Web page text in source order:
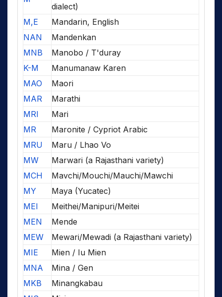
dialect)
M,E
Mandarin, English
NAN
Mandenkan
MNB
Manobo / T'duray
K-M
Manumanaw Karen
MAO
Maori
MAR
Marathi
MRI
Mari
MR
Maronite / Cypriot Arabic
MRU
Maru / Lhao Vo
MW
Marwari (a Rajasthani variety)
MCH
Mavchi/Mouchi/Mauchi/Mawchi
MY
Maya (Yucatec)
MEI
Meithei/Manipuri/Meitei
MEN
Mende
MEW
Mewari/Mewadi (a Rajasthani variety)
MIE
Mien / Iu Mien
MNA
Mina / Gen
MKB
Minangkabau